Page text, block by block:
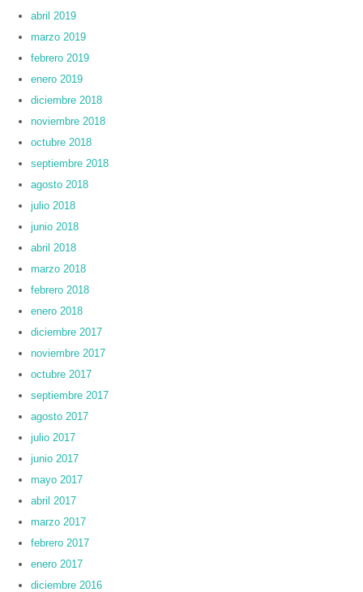
abril 2019
marzo 2019
febrero 2019
enero 2019
diciembre 2018
noviembre 2018
octubre 2018
septiembre 2018
agosto 2018
julio 2018
junio 2018
abril 2018
marzo 2018
febrero 2018
enero 2018
diciembre 2017
noviembre 2017
octubre 2017
septiembre 2017
agosto 2017
julio 2017
junio 2017
mayo 2017
abril 2017
marzo 2017
febrero 2017
enero 2017
diciembre 2016